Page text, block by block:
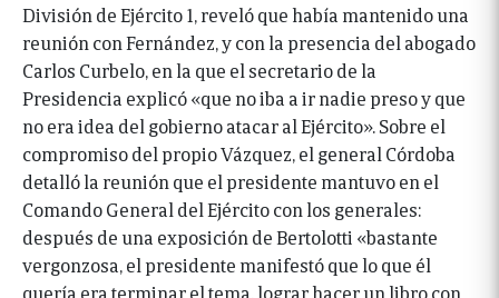
División de Ejército 1, reveló que había mantenido una
reunión con Fernández, y con la presencia del abogado
Carlos Curbelo, en la que el secretario de la
Presidencia explicó «que no iba a ir nadie preso y que
no era idea del gobierno atacar al Ejército». Sobre el
compromiso del propio Vázquez, el general Córdoba
detalló la reunión que el presidente mantuvo en el
Comando General del Ejército con los generales:
después de una exposición de Bertolotti «bastante
vergonzosa, el presidente manifestó que lo que él
quería era terminar el tema, lograr hacer un libro con